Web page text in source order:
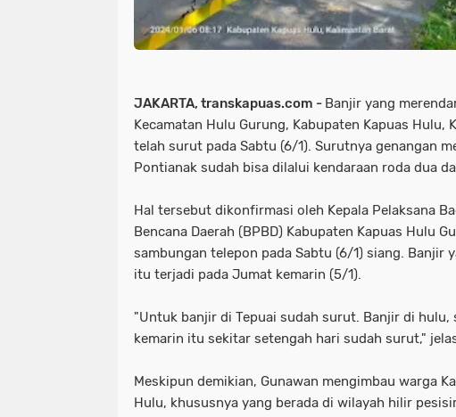
JAKARTA, transkapuas.com - Banjir yang
Kecamatan Hulu Gurung, Kabupaten Kapuas Hulu,
telah surut pada Sabtu (6/1). Surutnya genangan
Pontianak sudah bisa dilalui kendaraan roda dua
Hal tersebut dikonfirmasi oleh Kepala Pelaksana
Bencana Daerah (BPBD) Kabupaten Kapuas Hulu
sambungan telepon pada Sabtu (6/1) siang. Banjir
itu terjadi pada Jumat kemarin (5/1).
"Untuk banjir di Tepuai sudah surut. Banjir di hulu,
kemarin itu sekitar setengah hari sudah surut,"
Meskipun demikian, Gunawan mengimbau warga
Hulu, khususnya yang berada di wilayah hilir